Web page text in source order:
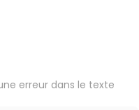
erreur dans le texte